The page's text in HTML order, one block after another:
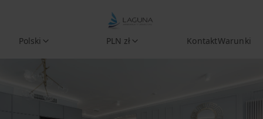
Polski PLN zł KontaktWarunki